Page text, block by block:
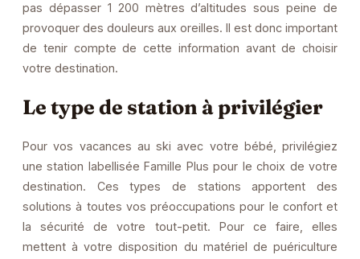
pas dépasser 1 200 mètres d’altitudes sous peine de
provoquer des douleurs aux oreilles. Il est donc important
de tenir compte de cette information avant de choisir
votre destination.
Le type de station à privilégier
Pour vos vacances au ski avec votre bébé, privilégiez
une station labellisée Famille Plus pour le choix de votre
destination. Ces types de stations apportent des
solutions à toutes vos préoccupations pour le confort et
la sécurité de votre tout-petit. Pour ce faire, elles
mettent à votre disposition du matériel de puériculture